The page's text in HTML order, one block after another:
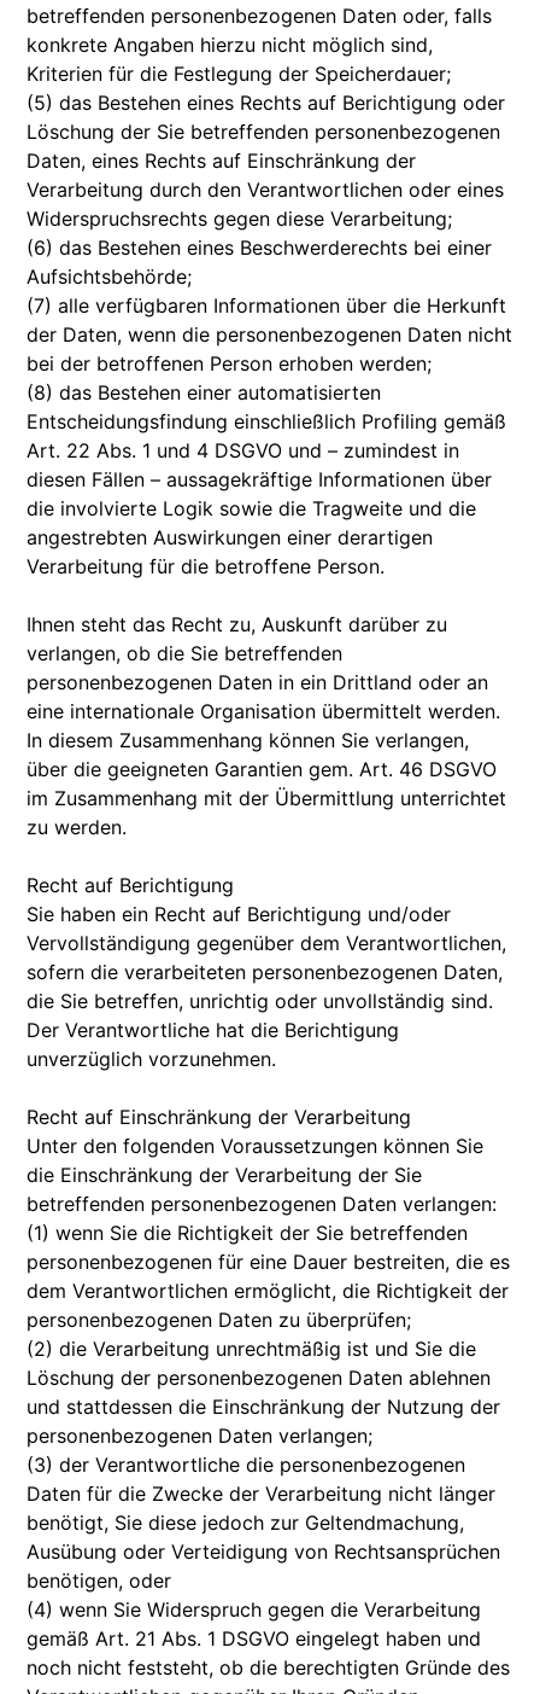
betreffenden personenbezogenen Daten oder, falls
konkrete Angaben hierzu nicht möglich sind,
Kriterien für die Festlegung der Speicherdauer;
(5) das Bestehen eines Rechts auf Berichtigung oder
Löschung der Sie betreffenden personenbezogenen
Daten, eines Rechts auf Einschränkung der
Verarbeitung durch den Verantwortlichen oder eines
Widerspruchsrechts gegen diese Verarbeitung;
(6) das Bestehen eines Beschwerderechts bei einer
Aufsichtsbehörde;
(7) alle verfügbaren Informationen über die Herkunft
der Daten, wenn die personenbezogenen Daten nicht
bei der betroffenen Person erhoben werden;
(8) das Bestehen einer automatisierten
Entscheidungsfindung einschließlich Profiling gemäß
Art. 22 Abs. 1 und 4 DSGVO und – zumindest in
diesen Fällen – aussagekräftige Informationen über
die involvierte Logik sowie die Tragweite und die
angestrebten Auswirkungen einer derartigen
Verarbeitung für die betroffene Person.
Ihnen steht das Recht zu, Auskunft darüber zu
verlangen, ob die Sie betreffenden
personenbezogenen Daten in ein Drittland oder an
eine internationale Organisation übermittelt werden.
In diesem Zusammenhang können Sie verlangen,
über die geeigneten Garantien gem. Art. 46 DSGVO
im Zusammenhang mit der Übermittlung unterrichtet
zu werden.
Recht auf Berichtigung
Sie haben ein Recht auf Berichtigung und/oder
Vervollständigung gegenüber dem Verantwortlichen,
sofern die verarbeiteten personenbezogenen Daten,
die Sie betreffen, unrichtig oder unvollständig sind.
Der Verantwortliche hat die Berichtigung
unverzüglich vorzunehmen.
Recht auf Einschränkung der Verarbeitung
Unter den folgenden Voraussetzungen können Sie
die Einschränkung der Verarbeitung der Sie
betreffenden personenbezogenen Daten verlangen:
(1) wenn Sie die Richtigkeit der Sie betreffenden
personenbezogenen für eine Dauer bestreiten, die es
dem Verantwortlichen ermöglicht, die Richtigkeit der
personenbezogenen Daten zu überprüfen;
(2) die Verarbeitung unrechtmäßig ist und Sie die
Löschung der personenbezogenen Daten ablehnen
und stattdessen die Einschränkung der Nutzung der
personenbezogenen Daten verlangen;
(3) der Verantwortliche die personenbezogenen
Daten für die Zwecke der Verarbeitung nicht länger
benötigt, Sie diese jedoch zur Geltendmachung,
Ausübung oder Verteidigung von Rechtsansprüchen
benötigen, oder
(4) wenn Sie Widerspruch gegen die Verarbeitung
gemäß Art. 21 Abs. 1 DSGVO eingelegt haben und
noch nicht feststeht, ob die berechtigten Gründe des